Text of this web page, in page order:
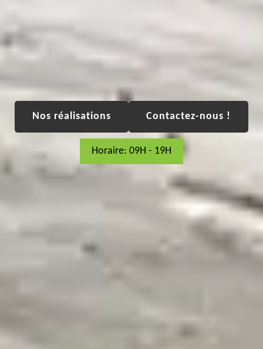
Nos réalisations Contactez-nous !
Horaire: 09H - 19H